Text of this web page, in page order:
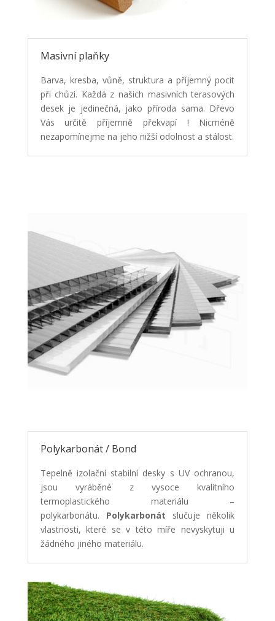
Masivní plaňky
Barva, kresba, vůně, struktura a příjemný pocit
při chůzi. Každá z našich masivních terasových
desek je jedinečná, jako příroda sama. Dřevo
Vás určitě příjemně překvapí ! Nicméně
nezapomínejme na jeho nižší odolnost a stálost.
Polykarbonát / Bond
Tepelně izolační stabilní desky s UV ochranou,
jsou vyráběné z vysoce kvalitního
termoplastického materiálu –
polykarbonátu. Polykarbonát slučuje několik
vlastnosti, které se v této míře nevyskytuji u
žádného jiného materiálu.